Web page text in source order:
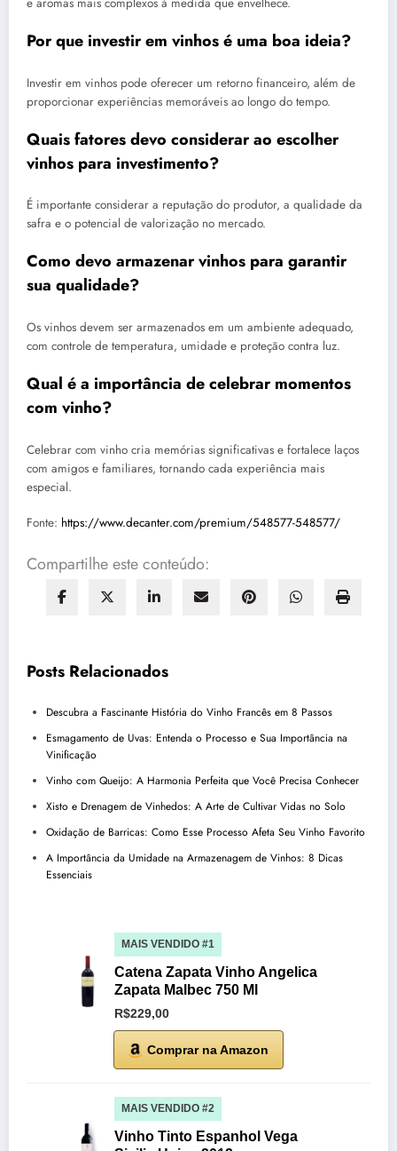
Por que investir em vinhos é uma boa ideia?
Investir em vinhos pode oferecer um retorno financeiro, além de
proporcionar experiências memoráveis ao longo do tempo.
Quais fatores devo considerar ao escolher
vinhos para investimento?
É importante considerar a reputação do produtor, a qualidade da
safra e o potencial de valorização no mercado.
Como devo armazenar vinhos para garantir
sua qualidade?
Os vinhos devem ser armazenados em um ambiente adequado,
com controle de temperatura, umidade e proteção contra luz.
Qual é a importância de celebrar momentos
com vinho?
Celebrar com vinho cria memórias significativas e fortalece laços
com amigos e familiares, tornando cada experiência mais
especial.
Fonte: https://www.decanter.com/premium/548577-548577/
Compartilhe este conteúdo:
Posts Relacionados
Descubra a Fascinante História do Vinho Francês em 8 Passos
Esmagamento de Uvas: Entenda o Processo e Sua Importância na
Vinificação
Vinho com Queijo: A Harmonia Perfeita que Você Precisa Conhecer
Xisto e Drenagem de Vinhedos: A Arte de Cultivar Vidas no Solo
Oxidação de Barricas: Como Esse Processo Afeta Seu Vinho Favorito
A Importância da Umidade na Armazenagem de Vinhos: 8 Dicas
Essenciais
MAIS VENDIDO #1
Catena Zapata Vinho Angelica
Zapata Malbec 750 Ml
R$229,00
Comprar na Amazon
MAIS VENDIDO #2
Vinho Tinto Espanhol Vega